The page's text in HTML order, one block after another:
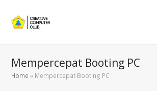
Mempercepat Booting PC
Home » Mempercepat Booting PC